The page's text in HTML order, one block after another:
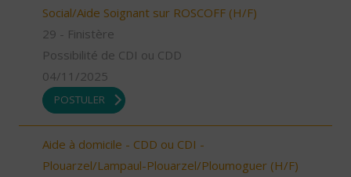
Social/Aide Soignant sur ROSCOFF (H/F)
29 - Finistère
Possibilité de CDI ou CDD
04/11/2025
POSTULER
Aide à domicile - CDD ou CDI -
Plouarzel/Lampaul-Plouarzel/Ploumoguer (H/F)